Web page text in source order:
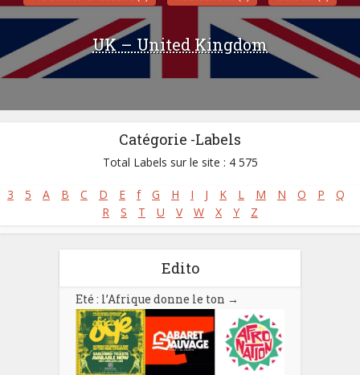
UK – United Kingdom
Catégorie -Labels
Total Labels sur le site : 4 575
3 5 A B C D E f G H I J K L M N O P
Q
R
S T U V W X Y Z
Edito
Eté : l’Afrique donne le ton →